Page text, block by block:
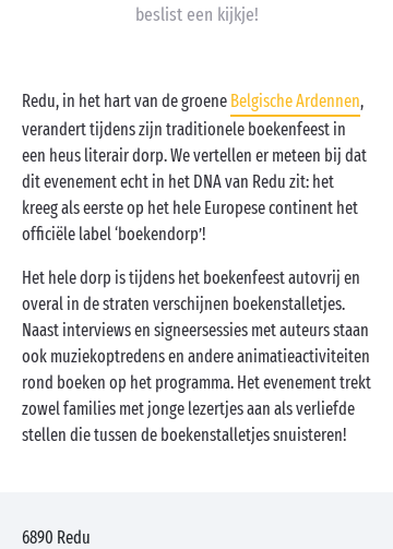
beslist een kijkje!
Redu, in het hart van de groene Belgische Ardennen,
verandert tijdens zijn traditionele boekenfeest in
een heus literair dorp. We vertellen er meteen bij dat
dit evenement echt in het DNA van Redu zit: het
kreeg als eerste op het hele Europese continent het
officiële label ‘boekendorp’!
Het hele dorp is tijdens het boekenfeest autovrij en
overal in de straten verschijnen boekenstalletjes.
Naast interviews en signeersessies met auteurs staan
ook muziekoptredens en andere animatieactiviteiten
rond boeken op het programma. Het evenement trekt
zowel families met jonge lezertjes aan als verliefde
stellen die tussen de boekenstalletjes snuisteren!
6890 Redu